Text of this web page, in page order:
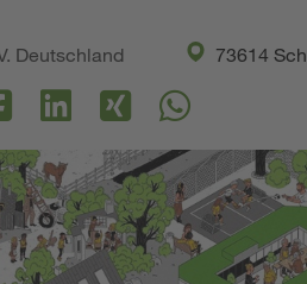
Deutschland
73614